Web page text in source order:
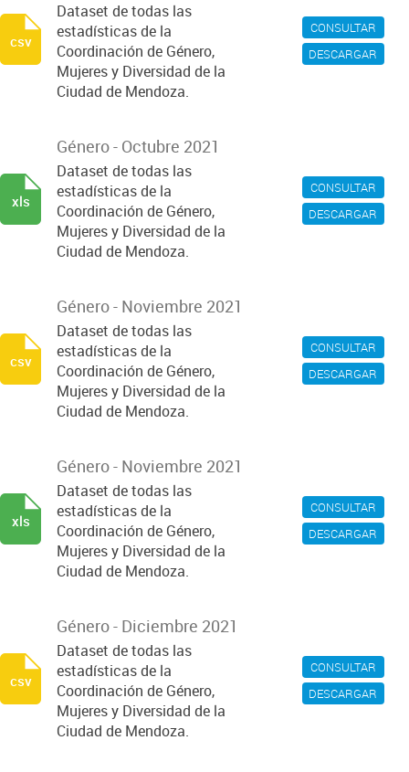
CONSULTAR
DESCARGAR
Dataset de todas las
estadísticas de la
Coordinación de Género,
Mujeres y Diversidad de la
Ciudad de Mendoza.
csv
CONSULTAR
DESCARGAR
Género - Octubre 2021
Dataset de todas las
estadísticas de la
Coordinación de Género,
Mujeres y Diversidad de la
Ciudad de Mendoza.
xls
CONSULTAR
DESCARGAR
Género - Noviembre 2021
Dataset de todas las
estadísticas de la
Coordinación de Género,
Mujeres y Diversidad de la
Ciudad de Mendoza.
csv
CONSULTAR
DESCARGAR
Género - Noviembre 2021
Dataset de todas las
estadísticas de la
Coordinación de Género,
Mujeres y Diversidad de la
Ciudad de Mendoza.
xls
CONSULTAR
DESCARGAR
Género - Diciembre 2021
Dataset de todas las
estadísticas de la
Coordinación de Género,
Mujeres y Diversidad de la
Ciudad de Mendoza.
csv